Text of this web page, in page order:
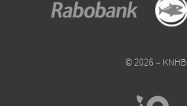
© 2026 – KNHB